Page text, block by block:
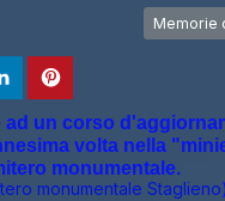
Ligure Alta Articolo
Memorie
ad un corso
volta nella
monumentale.
monumentale Staglieno)